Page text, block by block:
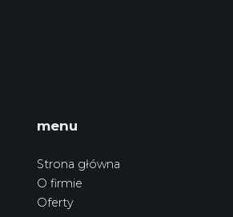
menu
Strona główna
O firmie
Oferty